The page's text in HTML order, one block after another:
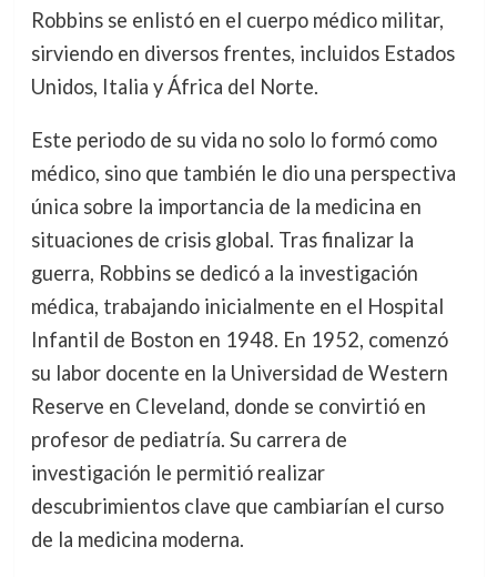
Robbins se enlistó en el cuerpo médico militar,
sirviendo en diversos frentes, incluidos Estados
Unidos, Italia y África del Norte.
Este periodo de su vida no solo lo formó como
médico, sino que también le dio una perspectiva
única sobre la importancia de la medicina en
situaciones de crisis global. Tras finalizar la
guerra, Robbins se dedicó a la investigación
médica, trabajando inicialmente en el Hospital
Infantil de Boston en 1948. En 1952, comenzó
su labor docente en la Universidad de Western
Reserve en Cleveland, donde se convirtió en
profesor de pediatría. Su carrera de
investigación le permitió realizar
descubrimientos clave que cambiarían el curso
de la medicina moderna.